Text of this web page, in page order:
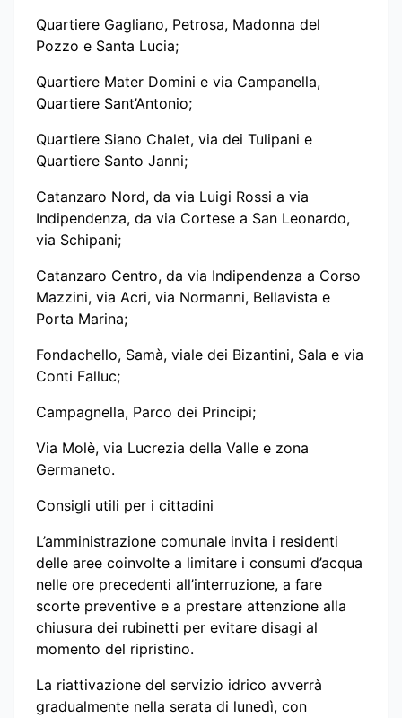
Quartiere Gagliano, Petrosa, Madonna del
Pozzo e Santa Lucia;
Quartiere Mater Domini e via Campanella,
Quartiere Sant’Antonio;
Quartiere Siano Chalet, via dei Tulipani e
Quartiere Santo Janni;
Catanzaro Nord, da via Luigi Rossi a via
Indipendenza, da via Cortese a San Leonardo,
via Schipani;
Catanzaro Centro, da via Indipendenza a Corso
Mazzini, via Acri, via Normanni, Bellavista e
Porta Marina;
Fondachello, Samà, viale dei Bizantini, Sala e via
Conti Falluc;
Campagnella, Parco dei Principi;
Via Molè, via Lucrezia della Valle e zona
Germaneto.
Consigli utili per i cittadini
L’amministrazione comunale invita i residenti
delle aree coinvolte a limitare i consumi d’acqua
nelle ore precedenti all’interruzione, a fare
scorte preventive e a prestare attenzione alla
chiusura dei rubinetti per evitare disagi al
momento del ripristino.
La riattivazione del servizio idrico avverrà
gradualmente nella serata di lunedì, con